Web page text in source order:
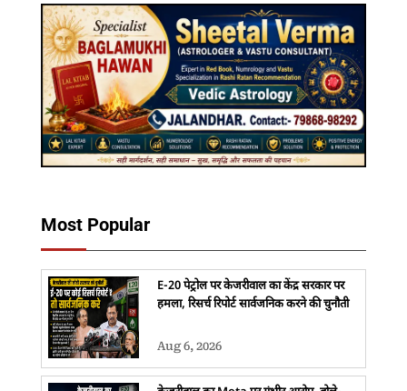
Most Popular
E-20 पेट्रोल पर केजरीवाल का केंद्र सरकार पर
हमला, रिसर्च रिपोर्ट सार्वजनिक करने की चुनौती
Aug 6, 2026